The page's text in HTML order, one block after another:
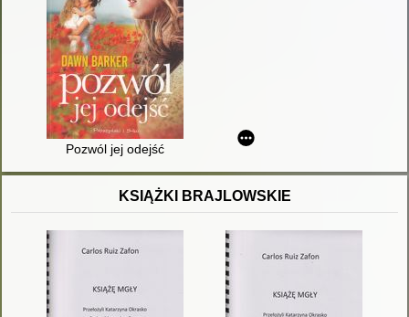
Pozwól jej odejść
KSIĄŻKI BRAJLOWSKIE